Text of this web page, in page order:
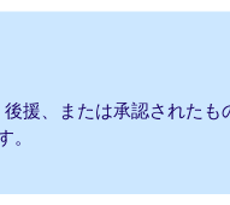
援、または承認された
。